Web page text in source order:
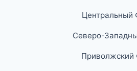
Центральный
Северо-